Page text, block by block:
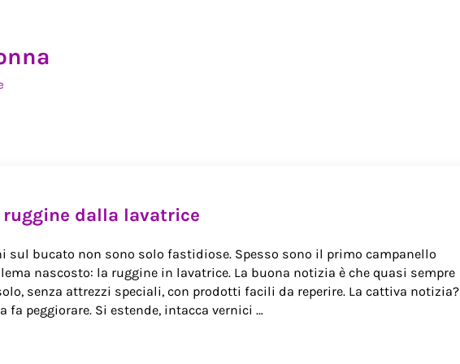
ruggine dalla lavatrice
sul bucato non sono solo fastidiose. Spesso sono il primo campanello
nascosto: la ruggine in lavatrice. La buona notizia è che quasi sempre
senza attrezzi speciali, con prodotti facili da reperire. La cattiva notizia?
fa peggiorare. Si estende, intacca vernici …
dalla lavatrice